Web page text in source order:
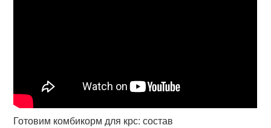
Готовим комбикорм для крс: состав